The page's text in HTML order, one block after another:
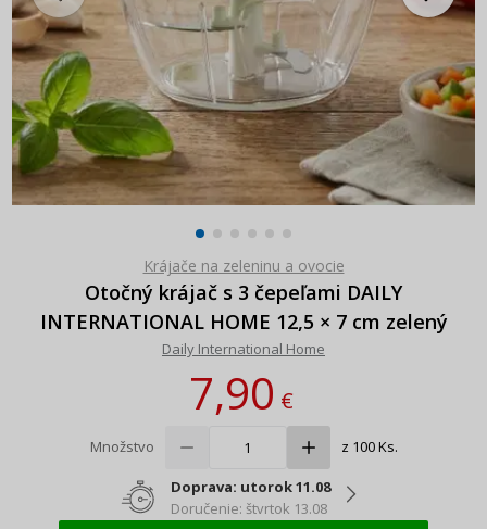
Krájače na zeleninu a ovocie
Otočný krájač s 3 čepeľami DAILY
INTERNATIONAL HOME 12,5 × 7 cm zelený
Daily International Home
7,90€
Množstvo z 100 Ks.
Doprava: utorok 11.08
Doručenie: štvrtok 13.08